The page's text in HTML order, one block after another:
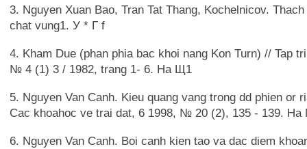
3. Nguyen Xuan Bao, Tran Tat Thang, Kochelnicov.
chat vung1. У * Г f
4. Kham Due (phan phia bac khoi nang Kon Turn) // Tap
№ 4 (1) 3 / 1982, trang 1- 6. На Щ1
5. Nguyen Van Canh. Kieu quang vang trong dd phien or
Cac khoahoc ve trai dat, 6 1998, № 20 (2), 135 - 139. Ha
6. Nguyen Van Canh. Boi canh kien tao va dac diem